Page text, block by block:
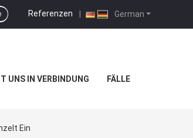
German
Referenzen |
UNS IN VERBINDUNG FÄLLE
Ein